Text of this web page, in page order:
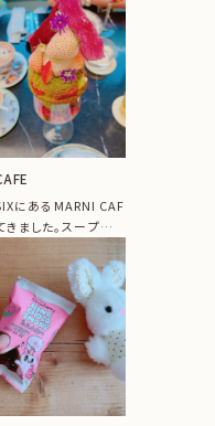
にあるMARNI CAF
ました。スープから
でどれも...